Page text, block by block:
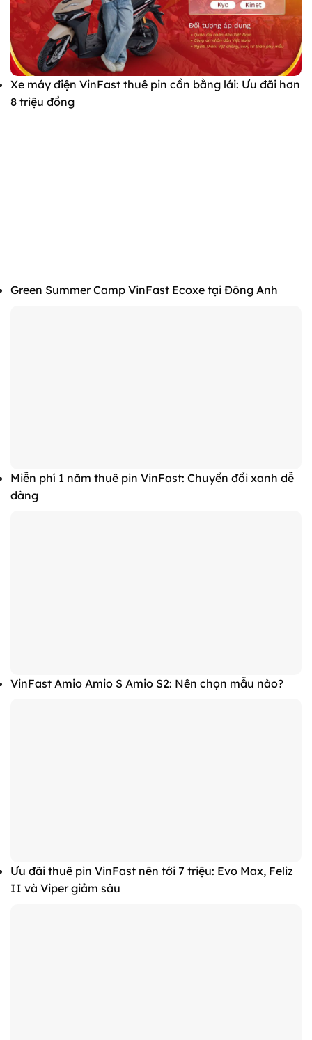
Xe máy điện VinFast thuê pin cần bằng lái: Ưu đãi hơn
8 triệu đồng
Green Summer Camp VinFast Ecoxe tại Đông Anh
Miễn phí 1 năm thuê pin VinFast: Chuyển đổi xanh dễ
dàng
VinFast Amio Amio S Amio S2: Nên chọn mẫu nào?
Ưu đãi thuê pin VinFast nên tới 7 triệu: Evo Max, Feliz
II và Viper giảm sâu